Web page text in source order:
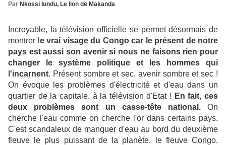
Par Nkossi lundu, Le lion de Makanda
Incroyable, la télévision officielle se permet désormais de
montrer l e vrai visage du Congo car le présent de notre
pays est aussi son avenir si nous ne faisons rien pour
changer le système politique et les hommes qui
l'incarnent. Présent sombre et sec, avenir sombre et sec !
On évoque les problèmes d'électricité et d'eau dans un
quartier de la capitale. à la télévision d'Etat ! En fait, ces
deux problèmes sont un casse-tête national.On
cherche l'eau comme on cherche l'or dans certains pays.
C'est scandaleux de manquer d'eau au bord du deuxième
fleuve le plus puissant de la planète, le fleuve Congo.